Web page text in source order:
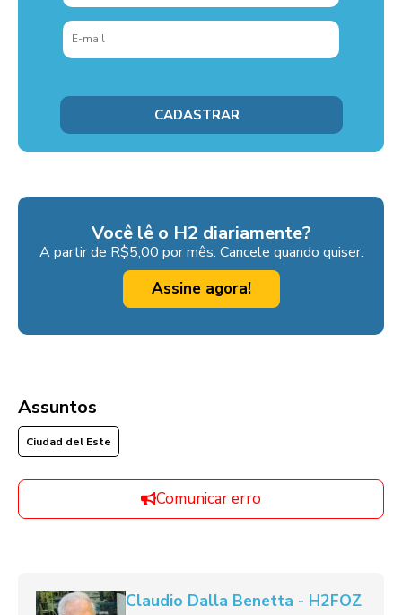
Você lê o H2 diariamente?
A partir de R$5,00 por mês. Cancele quando quiser.
Assine agora!
Assuntos
Ciudad del Este
Comunicar erro
Claudio Dalla Benetta - H2FOZ